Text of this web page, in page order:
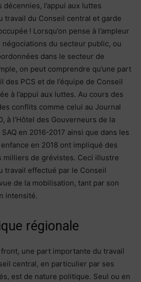
l’appui aux luttes
du Conseil central et garde
! Lorsqu’on pense à l’ampleur
du secteur public, ou
dans le secteur de
on peut comprendre qu’une part
des PCS et de l’équipe de Conseil
à l’appui aux luttes. Au cours des
conflits comme celui au Journal
à l’Hôtel des Gouverneurs de la
en 2016-2017 ainsi que dans les
en 2018 ont impliqué des
milliers de grévistes. Ceci illustre
travail effectué par le Conseil
de la mobilisation, tant par son
intensité.
régionale
une part importante du travail
central, en particulier par ses
est de nature politique. Seul ou en